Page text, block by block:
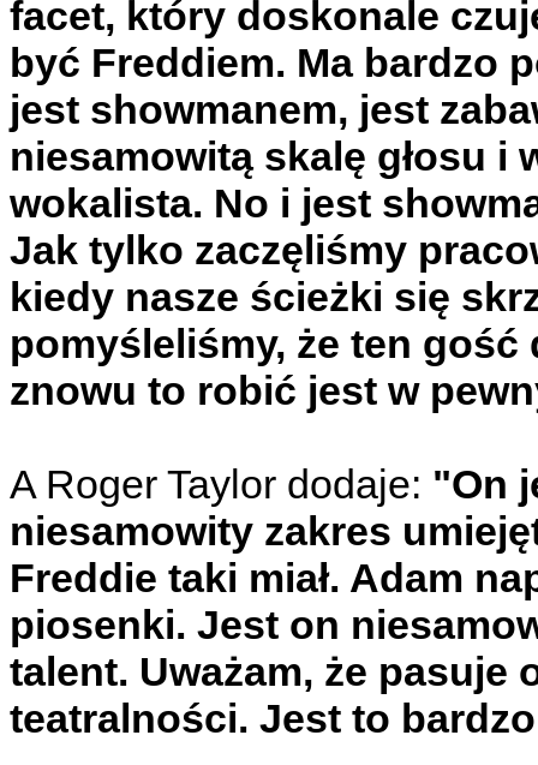
facet, który doskonale
być Freddiem. Ma bardzo
jest showmanem, jest
niesamowitą skalę głosu i
wokalista. No i jest
Jak tylko zaczęliśmy
kiedy nasze ścieżki się
pomyśleliśmy, że ten gość
znowu to robić jest w
A Roger Taylor dodaje: "On
niesamowity zakres
Freddie taki miał. Adam
piosenki. Jest on
talent. Uważam, że pasuje
teatralności. Jest to